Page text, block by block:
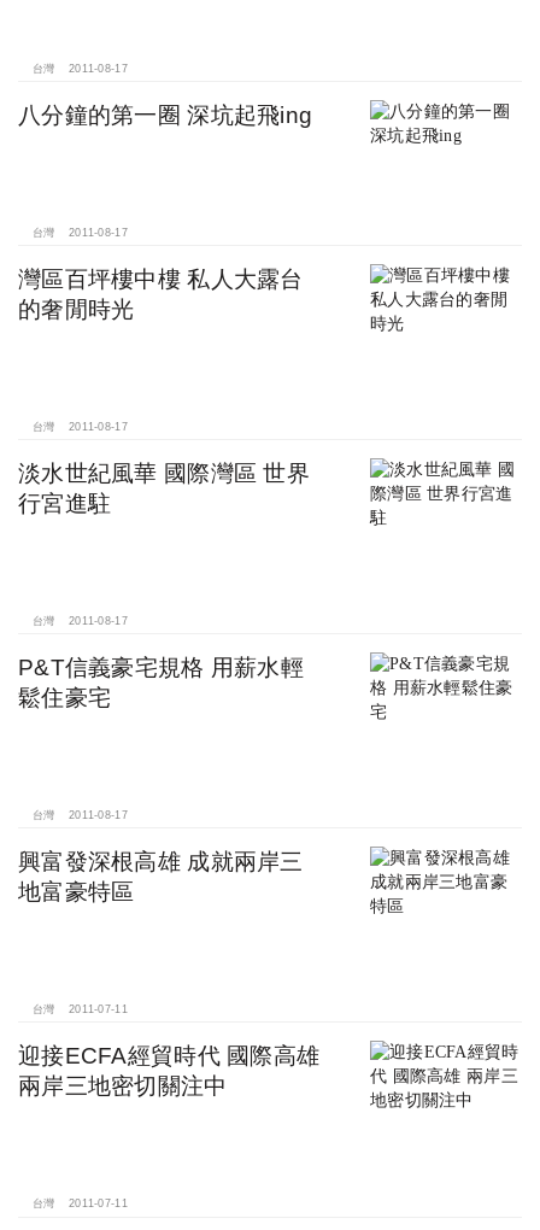
台灣 2011-08-17
八分鐘的第一圈 深坑起飛ing
台灣 2011-08-17
灣區百坪樓中樓 私人大露台
的奢閒時光
台灣 2011-08-17
淡水世紀風華 國際灣區 世界
行宮進駐
台灣 2011-08-17
P&T信義豪宅規格 用薪水輕
鬆住豪宅
台灣 2011-08-17
興富發深根高雄 成就兩岸三
地富豪特區
台灣 2011-07-11
迎接ECFA經貿時代 國際高雄
兩岸三地密切關注中
台灣 2011-07-11